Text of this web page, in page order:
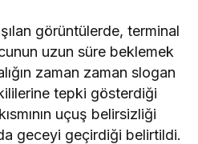
görüntülerde, terminal
uzun süre beklemek
zaman zaman slogan
tepki gösterdiği
uçuş belirsizliği
geceyi geçirdiği belirtildi.